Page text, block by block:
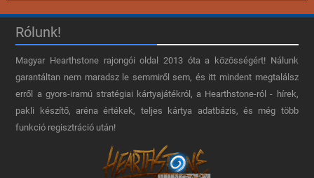
Rólunk!
Magyar Hearthstone​ rajongói oldal 2013 óta a közösségért! Nálunk
garantáltan nem maradsz le semmiről sem, és itt mindent megtalálsz
erről a gyors-iramú stratégiai kártyajátékról, a Hearthstone-ról - hírek,
pakli készítő, aréna értékek, teljes kártya adatbázis, és még több
funkció regisztráció után!